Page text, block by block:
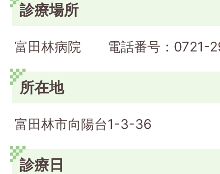
診療場所
富田林病院 電話番号：0721-
所在地
富田林市向陽台1-3-36
診療日